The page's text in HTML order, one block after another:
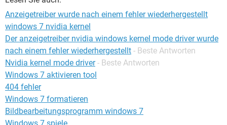
Anzeigetreiber wurde nach einem fehler wiederhergestellt
windows 7 nvidia kernel
Der anzeigetreiber nvidia windows kernel mode driver wurde
nach einem fehler wiederhergestellt - Beste Antworten
Nvidia kernel mode driver - Beste Antworten
Windows 7 aktivieren tool
404 fehler
Windows 7 formatieren
Bildbearbeitungsprogramm windows 7